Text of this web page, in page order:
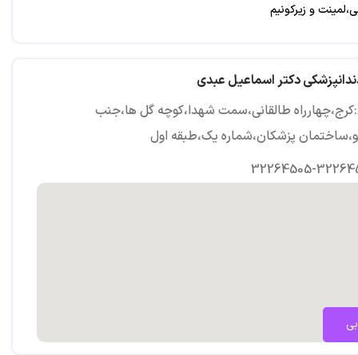
و زیرکونیم
طالقانی،سمت شهدا،کوچه گل ها،جنب البسکو،ساختمان
دکتر اسماعیل عبدی
طالقانی،سمت شهدا،کوچه گل ها،جنب
پزشکان،شماره یک،طبقه اول
32264505-